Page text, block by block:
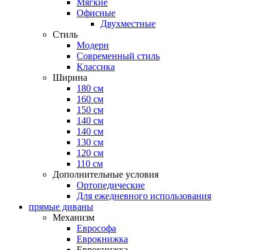
Мягкие
Офисные
Двухместные
Стиль
Модерн
Современный стиль
Классика
Ширина
180 см
160 см
150 см
140 см
140 см
130 см
120 см
110 см
Дополнительные условия
Ортопедические
Для ежедневного использования
прямые диваны
Механизм
Еврософа
Еврокнижка